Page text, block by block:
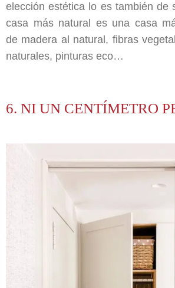
elección estética lo es también de
casa más natural es una casa
de madera al natural, fibras
naturales, pinturas eco…
6. NI UN CENTÍMETRO